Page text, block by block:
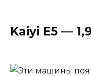
Kaiyi E5 —